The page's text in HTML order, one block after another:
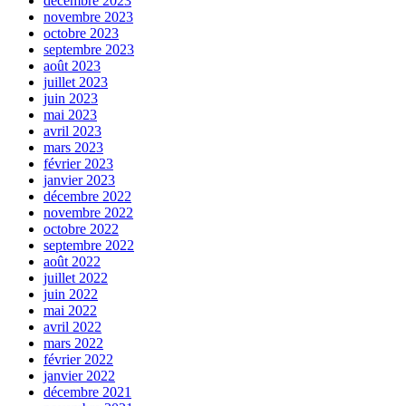
novembre 2023
octobre 2023
septembre 2023
août 2023
juillet 2023
juin 2023
mai 2023
avril 2023
mars 2023
février 2023
janvier 2023
décembre 2022
novembre 2022
octobre 2022
septembre 2022
août 2022
juillet 2022
juin 2022
mai 2022
avril 2022
mars 2022
février 2022
janvier 2022
décembre 2021